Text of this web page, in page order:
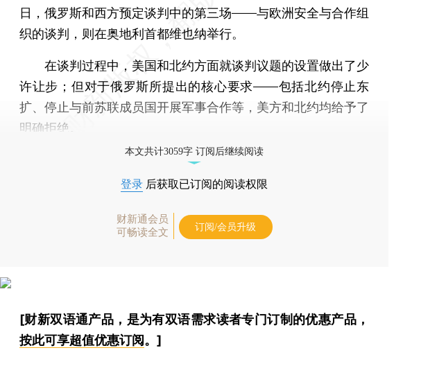
日，俄罗斯和西方预定谈判中的第三场——与欧洲安全与合作组
织的谈判，则在奥地利首都维也纳举行。
在谈判过程中，美国和北约方面就谈判议题的设置做出了少
许让步；但对于俄罗斯所提出的核心要求——包括北约停止东
扩、停止与前苏联成员国开展军事合作等，美方和北约均给予了
明确拒绝。
本文共计3059字 订阅后继续阅读
登录 后获取已订阅的阅读权限
财新通会员
可畅读全文
订阅/会员升级
[财新双语通产品，是为有双语需求读者专门订制的优惠产品，
按此可享超值优惠订阅。]